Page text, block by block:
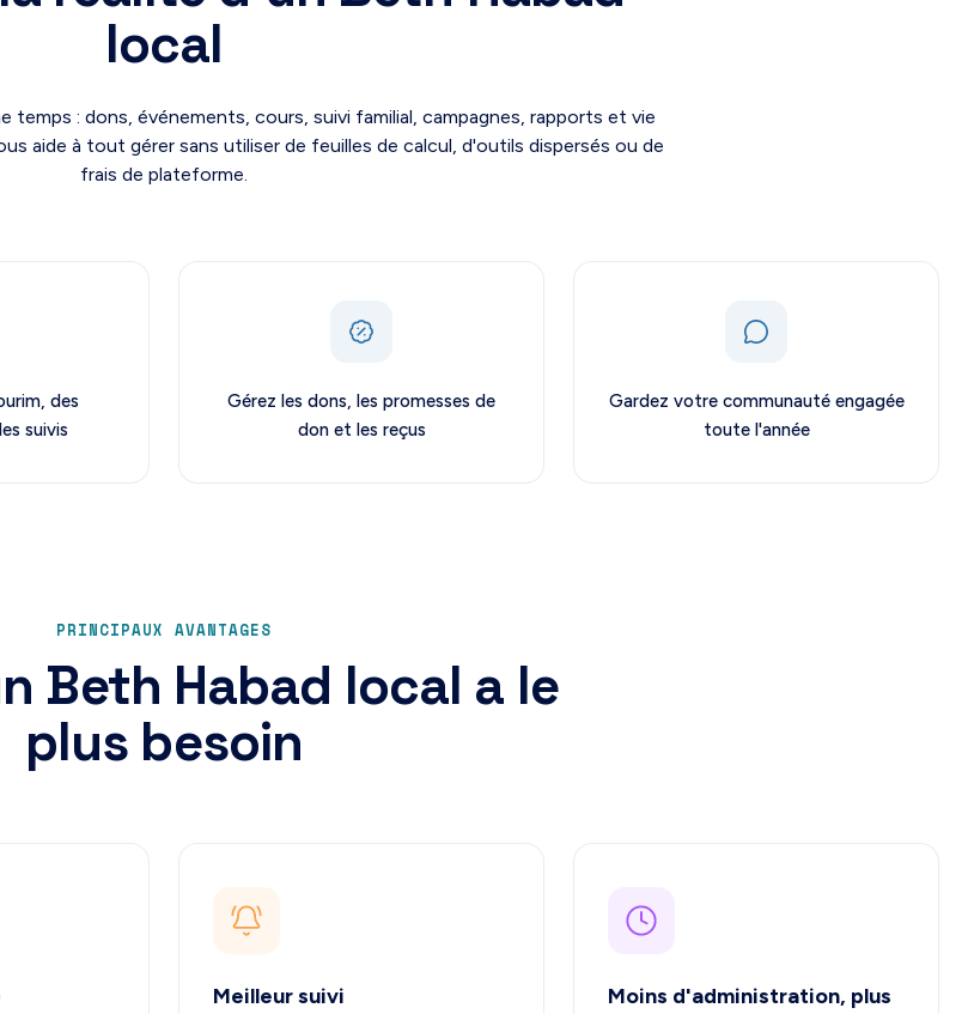
local
: dons, événements, cours, suivi familial, campagnes, rapports et vie
aide à tout gérer sans utiliser de feuilles de calcul, d'outils dispersés ou de
frais de plateforme.
des
suivis
Gérez les dons, les promesses de
don et les reçus
Gardez votre communauté engagée
toute l'année
PRINCIPAUX AVANTAGES
Beth Habad local a le
plus besoin
Meilleur suivi
Moins d'administration, plus